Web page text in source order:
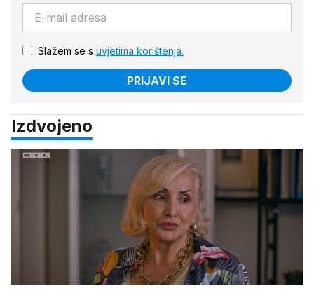
Slažem se s uvjetima korištenja.
PRIJAVI SE
Izdvojeno